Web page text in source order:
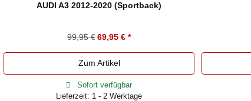
AUDI A3 2012-2020 (Sportback)
99,95 € 69,95 €*
Zum Artikel
Sofort verfügbar
Lieferzeit: 1 - 2 Werktage